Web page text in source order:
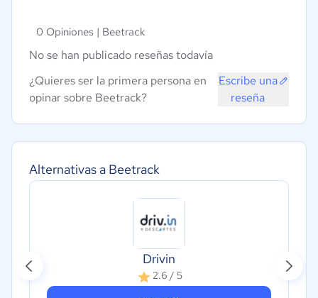
Alternativas a Beetrack
Drivin
2.6 / 5
0 Opiniones | Beetrack
No se han publicado reseñas todavía
¿Quieres ser la primera persona en
opinar sobre Beetrack?
Escribe una
reseña